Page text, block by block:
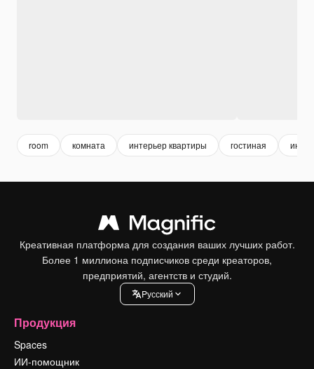
room комната интерьер квартиры гостиная
Креативная платформа для создания ваших лучших работ.
Более 1 миллиона подписчиков среди креаторов,
предприятий, агентств и студий.
Pусский
Продукция
Spaces
ИИ-помощник